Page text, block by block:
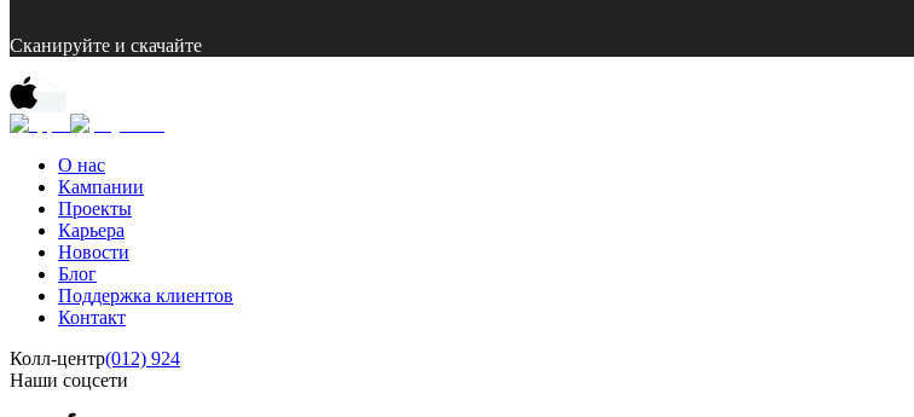
Сканируйте и скачайте
О нас
Кампании
Проекты
Карьера
Новости
Блог
Поддержка клиентов
Контакт
Колл-центр(012) 924
Наши соцсети